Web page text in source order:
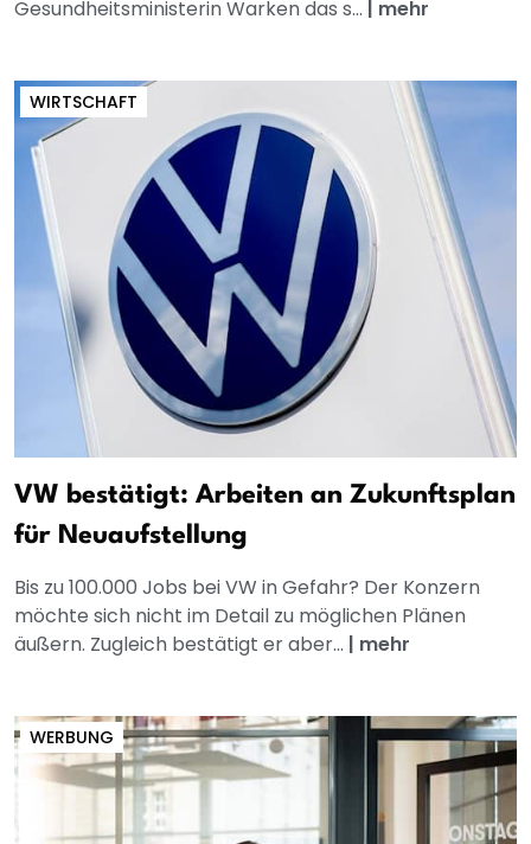
Gesundheitsministerin Warken das s... mehr
WIRTSCHAFT
VW bestätigt: Arbeiten an Zukunftsplan
für Neuaufstellung
Bis zu 100.000 Jobs bei VW in Gefahr? Der Konzern
möchte sich nicht im Detail zu möglichen Plänen
äußern. Zugleich bestätigt er aber... | mehr
WERBUNG